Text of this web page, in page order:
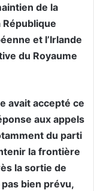
de la
et l’Irlande
du Royaume
avait accepté ce
aux appels
du parti
la frontière
la sortie de
pas bien prévu,